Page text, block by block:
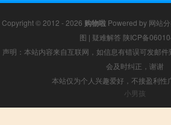
Copyright © 2012 - 2026 购物啦 Powered by 网站
图 | 疑难解答 陕ICP备
声明：本站内容来自互联网，如信息有错误可发邮
会及时纠正，谢谢
本站仅为个人兴趣爱好，不接盈利性
小男孩